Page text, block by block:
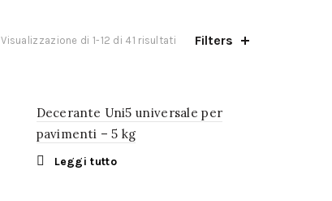
Visualizzazione di 1-12 di 41 risultati Filters
Decerante Uni5 universale per
pavimenti – 5 kg
Leggi tutto